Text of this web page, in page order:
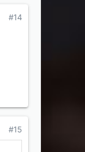
#14
#15